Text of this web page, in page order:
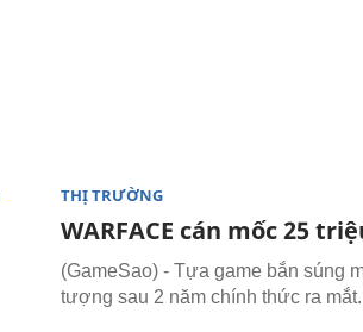
THỊ TRƯỜNG
WARFACE cán mốc 25
(GameSao) - Tựa game bắn súng
tượng sau 2 năm chính thức ra mắt.